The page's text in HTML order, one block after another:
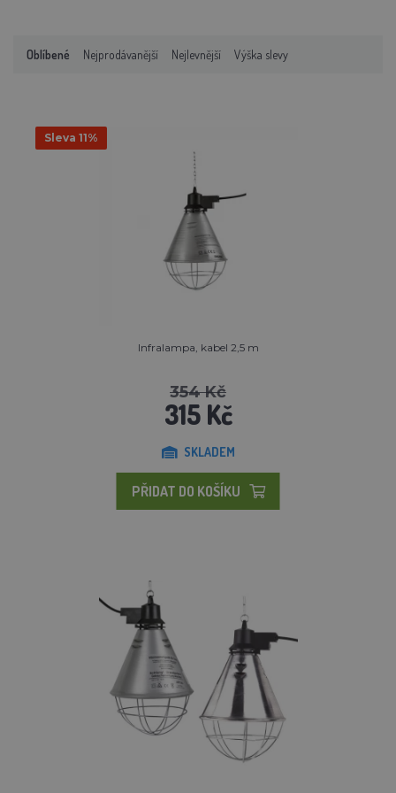
Oblíbené Nejprodávanější Nejlevnější Výška slevy
Sleva 11%
Infralampa, kabel 2,5 m
354 Kč
315 Kč
SKLADEM
PŘIDAT DO KOŠÍKU